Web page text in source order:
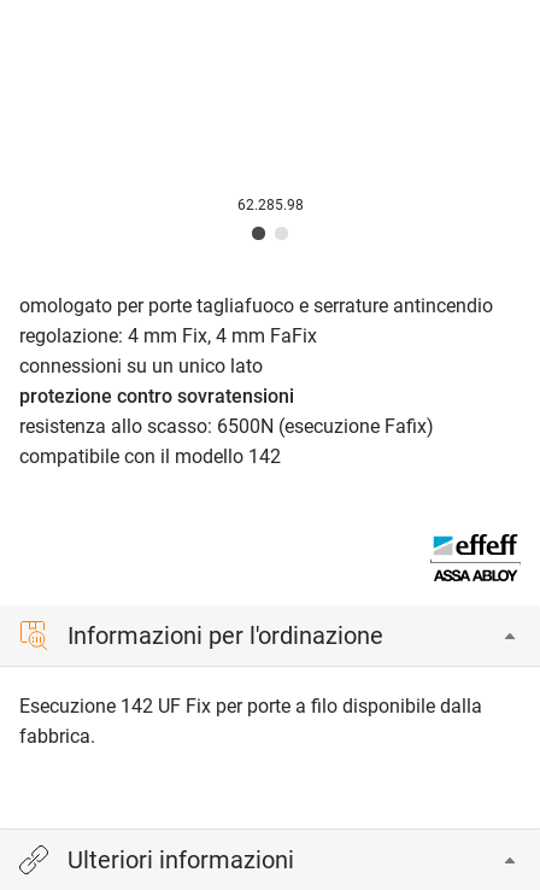
62.285.98
omologato per porte tagliafuoco e serrature antincendio
regolazione: 4 mm Fix, 4 mm FaFix
connessioni su un unico lato
protezione contro sovratensioni
resistenza allo scasso: 6500N (esecuzione Fafix)
compatibile con il modello 142
Informazioni per l'ordinazione
Esecuzione 142 UF Fix per porte a filo disponibile dalla
fabbrica.
Ulteriori informazioni